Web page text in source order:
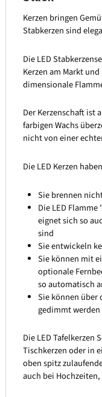
Kerzen bringen
Stabkerzen sind
Die LED
Kerzen am Markt
dimensionale
Der Kerzenschaft ist
farbigen Wachs
nicht von einer
Die LED Kerzen
Sie brennen
Die LED
eignet sich so
sind
Sie entwickeln
Sie können mit
optionale
so automatisch
Sie können über
gedimmt werden
Die LED Tafelkerzen
Tischkerzen oder in
oben spitz
auch bei